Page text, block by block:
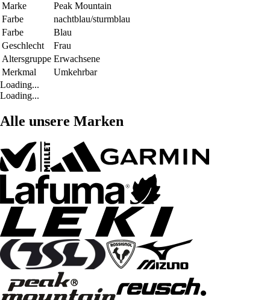
Marke
Peak Mountain
Farbe
nachtblau/sturmblau
Farbe
Blau
Geschlecht
Frau
Altersgruppe Erwachsene
Merkmal
Umkehrbar
Loading...
Loading...
Alle unsere Marken